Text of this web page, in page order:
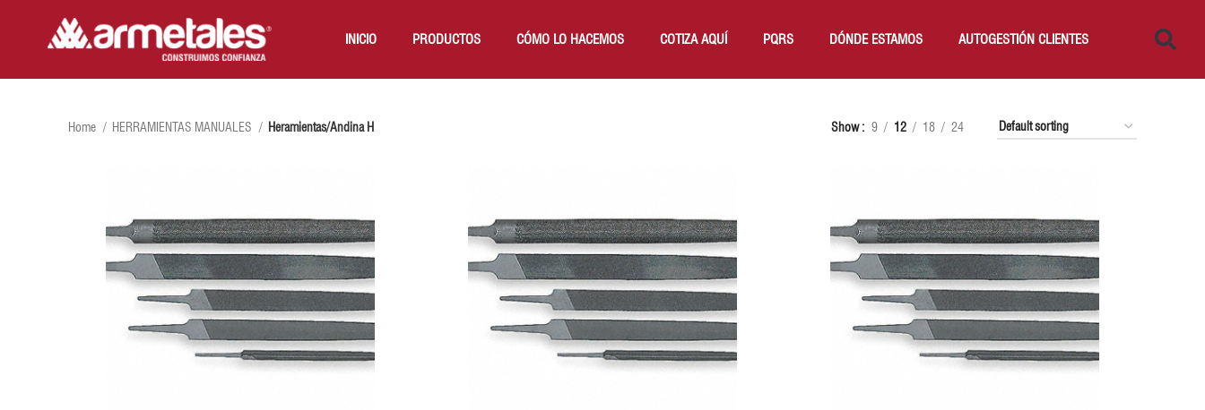
INICIO PRODUCTOS CÓMO LO HACEMOS COTIZA AQUÍ PQRS DÓNDE ESTAMOS AUTOGESTIÓN CLIENTES
Home HERRAMIENTAS MANUALES Heramientas/Andina H Show 9 12 18 24